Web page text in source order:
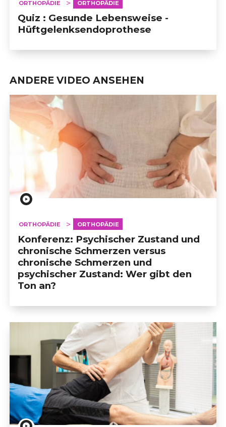
ORTHOPÄDIE ORTHOPÄDIE
Quiz : Gesunde Lebensweise -
Hüftgelenksendoprothese
ANDERE VIDEO ANSEHEN
ORTHOPÄDIE ORTHOPÄDIE
Konferenz: Psychischer Zustand und
chronische Schmerzen versus
chronische Schmerzen und
psychischer Zustand: Wer gibt den
Ton an?